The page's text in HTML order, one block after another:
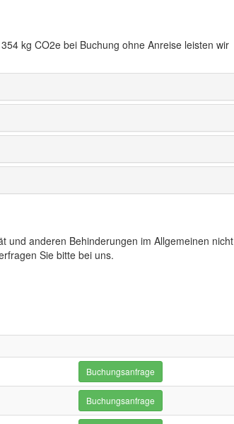
kg CO2e bei Buchung ohne Anreise leisten wir
und anderen Behinderungen im Allgemeinen nicht
Sie bitte bei uns.
Buchungsanfrage
Buchungsanfrage